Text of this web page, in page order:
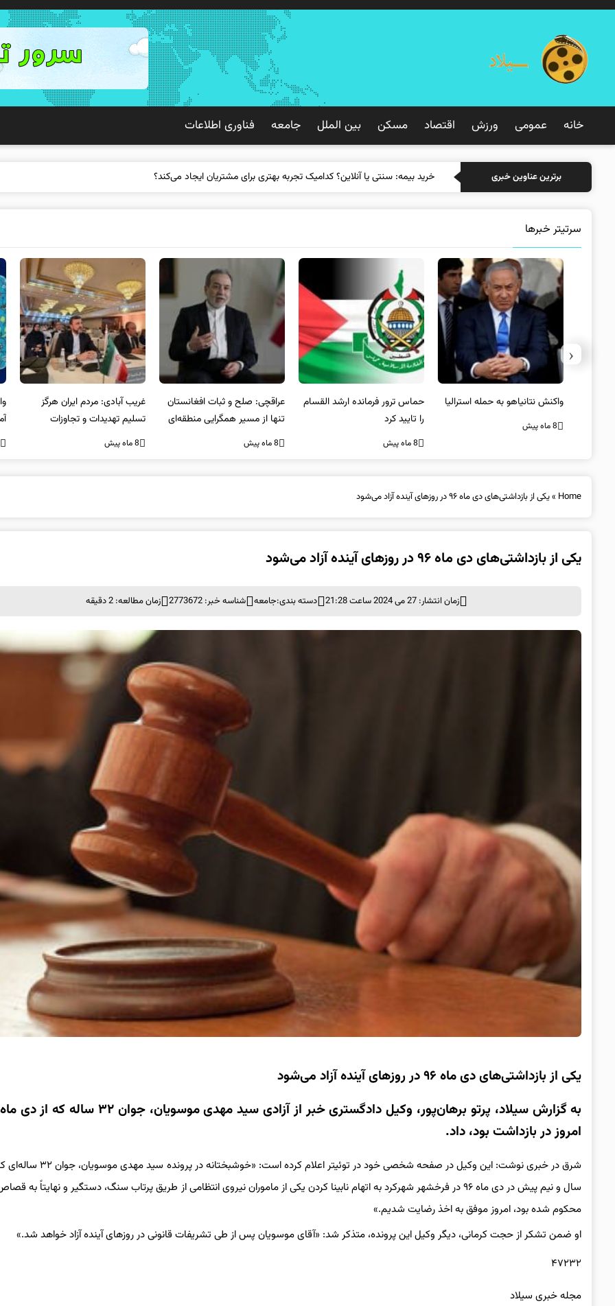
خانه عمومی ورزش اقتصاد مسکن بین الملل جامعه فناوری اطلاعات
برترین عناوین خبری خرید بیمه
سرتیتر خبرها
واکنش نتانیاهو به حمله استرالیا
8 ماه پیش
حماس ترور فرمانده ارشد القسام
را تایید کرد
8 ماه پیش
عراقچی: صلح و ثبات افغانستان
تنها از مسیر همگرایی منطقه‌ای
محقق می‌شود
8 ماه پیش
غریب آبادی: مردم ایران هرگز
تسلیم تهدیدات و تجاوزات
نخواهند شد و متحد و منسجم
8 ماه پیش 8
‹
Home
»یکی از بازداشتی‌های دی ماه ۹۶ در روزهای آینده آزاد می‌شود
یکی از بازداشتی‌های دی ماه ۹۶ در روزهای آینده آزاد می‌شود
زمان انتشار: 27 می 2024 ساعت 21:28 دسته بندی:جامعه شناسه خبر: 2773672 زمان مطالعه: 2 دقیقه
یکی از بازداشتی‌های دی ماه ۹۶ در روزهای آینده آزاد می‌شود
به گزارش سیلاد
امروز در بازداشت بود، داد.
شرق در خبری نوشت: این وکیل در صفحه شخصی خود در توئیتر اعلام کرده
سال و نیم پیش در دی ماه ۹۶ در فرخشهر شهرکرد به اتهام نابینا کردن یکی از ماموران نیروی انتظامی از طریق پرتاب سنگ، دستگیر و نهایتاً
محکوم شده بود، امروز موفق به اخذ رضایت شدیم.»
او ضمن تشکر از حجت کرمانی، دیگر وکیل این پرونده، متذکر شد: «آقای موسویان پس از طی تشریفات قانونی در روزهای آینده آزاد خواهد شد.»
۴۷۲۳۲
مجله خبری سیلاد